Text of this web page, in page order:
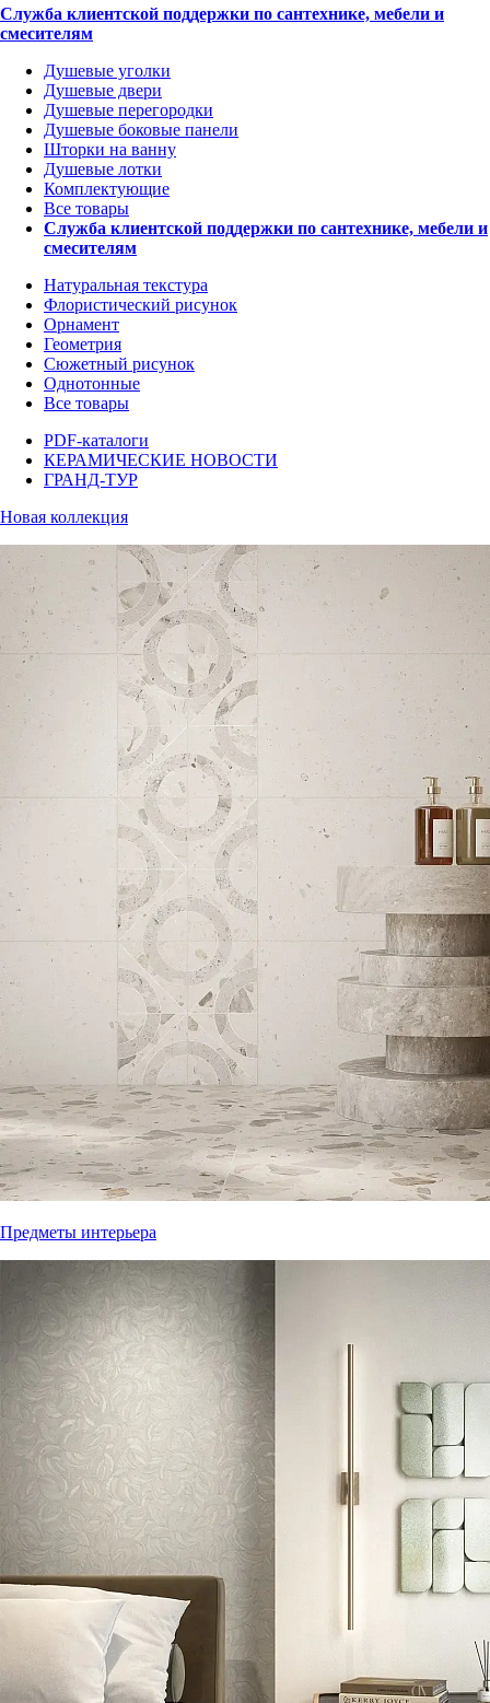
Служба клиентской поддержки по сантехнике, мебели и
смесителям
Душевые уголки
Душевые двери
Душевые перегородки
Душевые боковые панели
Шторки на ванну
Душевые лотки
Комплектующие
Все товары
Служба клиентской поддержки по сантехнике, мебели и
смесителям
Натуральная текстура
Флористический рисунок
Орнамент
Геометрия
Сюжетный рисунок
Однотонные
Все товары
PDF-каталоги
КЕРАМИЧЕСКИЕ НОВОСТИ
ГРАНД-ТУР
Новая коллекция
Предметы интерьера